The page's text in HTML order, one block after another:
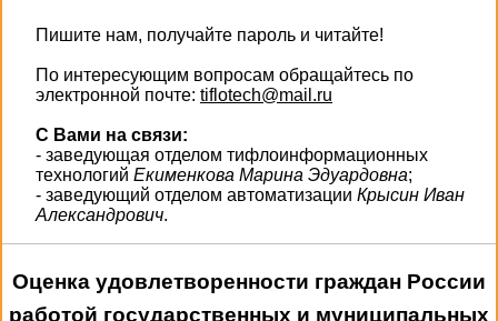
Пишите нам, получайте пароль и читайте!
По интересующим вопросам обращайтесь по
электронной почте: tiflotech@mail.ru
С Вами на связи:
- заведующая отделом тифлоинформационных
технологий Екименкова Марина Эдуардовна;
- заведующий отделом автоматизации Крысин Иван
Александрович.
Оценка удовлетворенности граждан России
работой государственных и муниципальных